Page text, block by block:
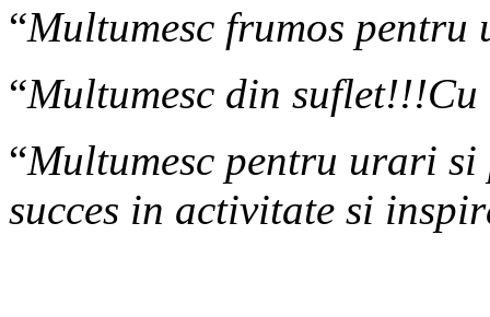
“Multumesc frumos pentru
“Multumesc din suflet!!!Cu
“Multumesc pentru urari si
succes in activitate si